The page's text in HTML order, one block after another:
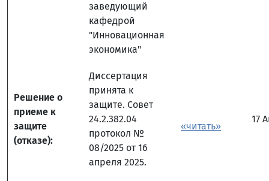
заведующий
кафедрой
"Инновационная
экономика"
Решение о
приеме к
защите
(отказе):
Диссертация
принята к
защите. Совет
24.2.382.04
протокол №
08/2025 от 16
апреля 2025.
«читать»
17